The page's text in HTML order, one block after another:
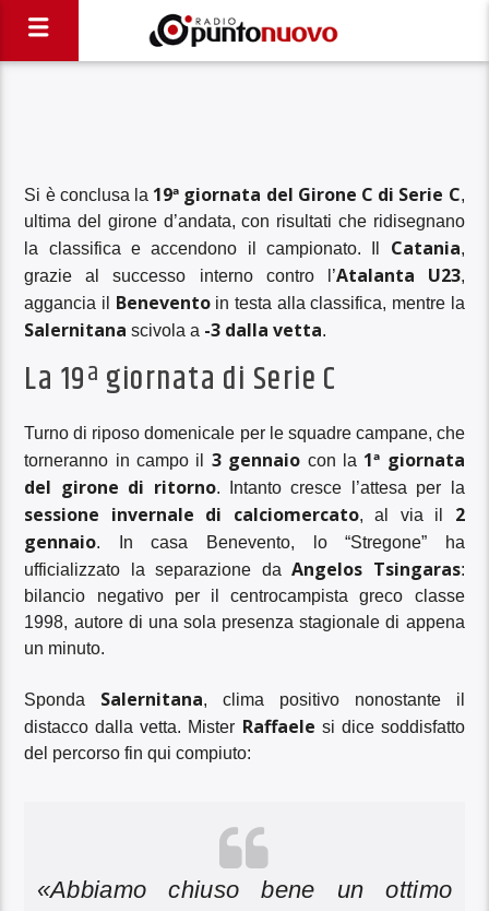
Si è conclusa la 19ª giornata del Girone C di Serie C,
ultima del girone d’andata, con risultati che ridisegnano
la classifica e accendono il campionato. Il Catania,
grazie al successo interno contro l’Atalanta U23,
aggancia il Beneventoin testa alla classifica, mentre la
Salernitana scivola a -3 dalla vetta.
La 19ª giornata di Serie C
Turno di riposo domenicale per le squadre campane, che
torneranno in campo il 3 gennaio con la 1ª giornata
del girone di ritorno. Intanto cresce l’attesa per la
sessione invernale di calciomercato, al via il 2
gennaio. In casa Benevento, lo “Stregone” ha
ufficializzato la separazione daAngelos Tsingaras:
bilancio negativo per il centrocampista greco classe
1998, autore di una sola presenza stagionale di appena
un minuto.
Sponda Salernitana, clima positivo nonostante il
distacco dalla vetta. Mister Raffaele si dice soddisfatto
del percorso fin qui compiuto:
«Abbiamo chiuso bene un ottimo